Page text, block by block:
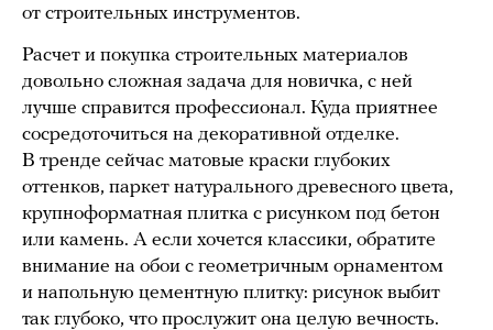
от строительных инструментов.
Расчет и покупка строительных материалов
довольно сложная задача для новичка, с ней
лучше справится профессионал. Куда приятнее
сосредоточиться на декоративной отделке.
В тренде сейчас матовые краски глубоких
оттенков, паркет натурального древесного цвета,
крупноформатная плитка с рисунком под бетон
или камень. А если хочется классики, обратите
внимание на обои с геометричным орнаментом
и напольную цементную плитку: рисунок выбит
так глубоко, что прослужит она целую вечность.